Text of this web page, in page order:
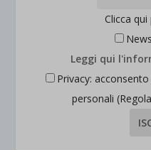
Clicca
Leggi qui
Privacy:
personali